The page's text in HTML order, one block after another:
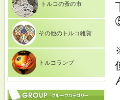
トルコの蚤の市
その他のトルコ雑貨
トルコランプ